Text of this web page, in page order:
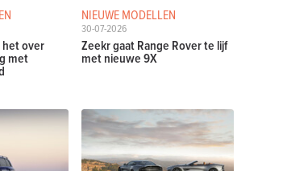
over
met
NIEUWE MODELLEN
30-07-2026
Zeekr gaat Range Rover te lijf
met nieuwe 9X